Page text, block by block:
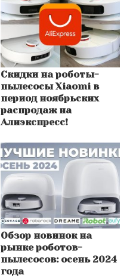
Скидки на роботы-
пылесосы Xiaomi в
период ноябрьских
распродаж на
Алиэкспресс!
Обзор новинок на
рынке роботов-
пылесосов: осень 2024
года